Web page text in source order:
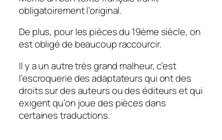
obligatoirement l’original.
De plus, pour les pièces du 19ème siècle, on
est obligé de beaucoup raccourcir.
Il y a un autre très grand malheur, c’est
l’escroquerie des adaptateurs qui ont des
droits sur des auteurs ou des éditeurs et qui
exigent qu’on joue des pièces dans
certaines traductions.